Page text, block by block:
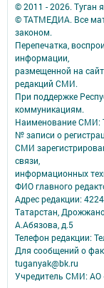
© 2011 - 2026. Туган
© ТАТМЕДИА. Все
законом.
Перепечатка,
информации,
размещенной на
редакций СМИ.
При поддержке
коммуникациям.
Наименование СМИ:
№ записи о
СМИ
связи,
информационных
ФИО главного
Адрес редакции:
Татарстан,
А.Абязова, д.5
Телефон редакции:
Для сообщений о
tuganyak@bk.ru
Учредитель СМИ: